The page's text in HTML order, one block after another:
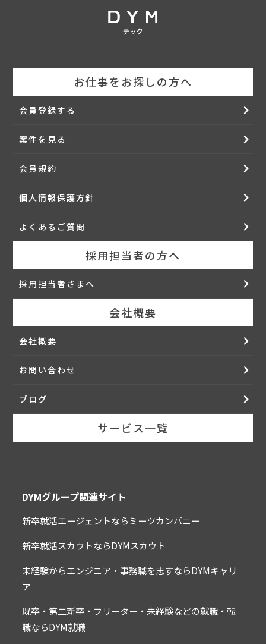
お仕事をお探しの方へ
会員登録する
案件を見る
会員規約
個人情報保護方針
よくあるご質問
採用担当者の方へ
採用担当者さまへ
会社概要
会社概要
お問い合わせ
ブログ
サービス一覧
DYMグループ関連サイト
新卒就活エージェントならミーツカンパニー
新卒就活スカウトならDYMスカウト
未経験からエンジニア・事務職を志すならDYMキャリ
ア
既卒・第二新卒・フリーター・未経験などの就職・転
職ならDYM就職